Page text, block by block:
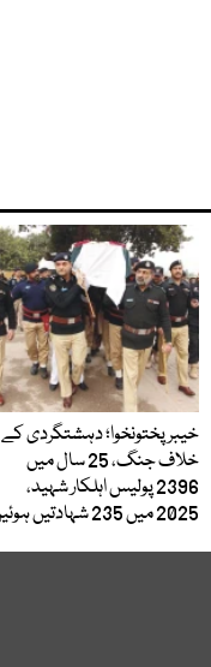
خیبرپختونخوا؛ دہشتگردی کے
خلاف جنگ، 25 سال میں
2396 پولیس اہلکار شہید،
2025 میں 235 شہادتیں ہوئیں